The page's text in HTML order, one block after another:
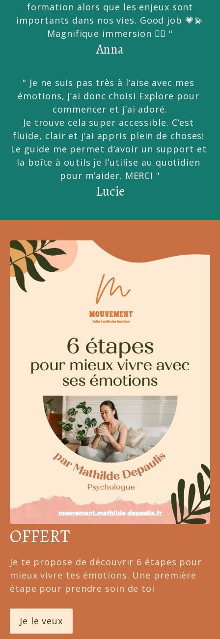
formation alors que les enjeux sont
importants dans nos vies. Good job 💗💫
Magnifique immersion 🏄‍♀️ "
Anna
" Je ne suis pas très à l’aise avec mes
émotions, j’ai donc choisi Explore pour
commencer et j’ai adoré.
Je trouve cela super accessible. C’est
fluide, clair et j’ai appris plein de choses!
Le guide me permet d’avoir un support et
la boîte à outils je l’utilise au quotidien
pour m’aider. MERCI "
Lucie
OFFERT
Je te propose de découvrir 6 étapes pour
mieux vivre tes émotions. Une première
étape pour prendre soin de toi
Je le veux